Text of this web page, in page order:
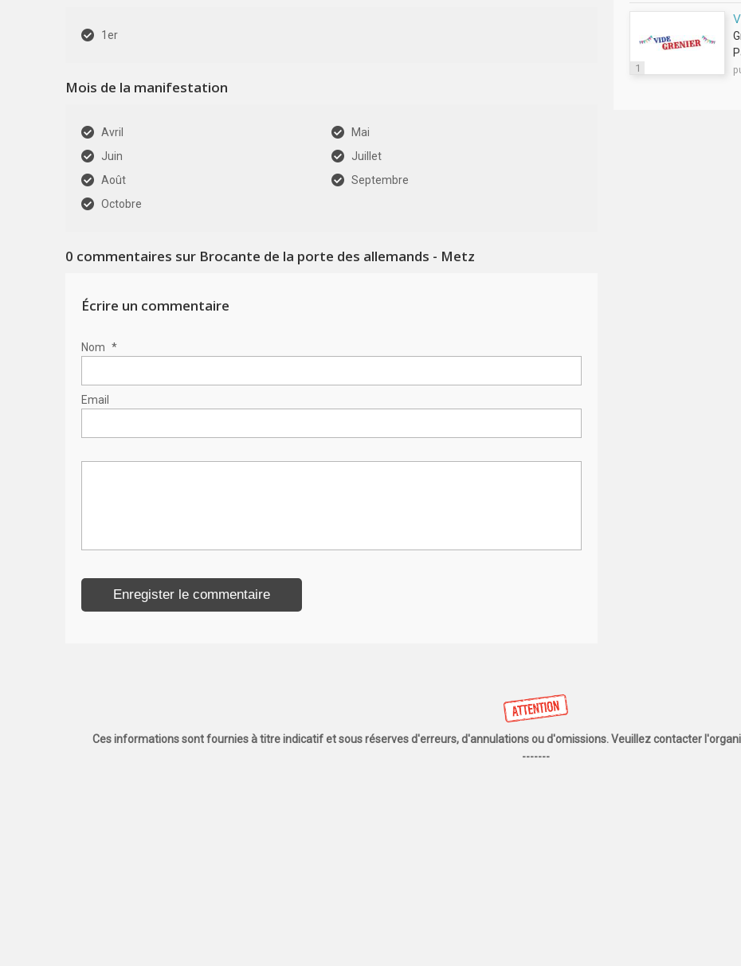
1er
Mois de la manifestation
Avril
Mai
Juin
Juillet
Août
Septembre
Octobre
0 commentaires sur Brocante de la porte des allemands - Metz
Écrire un commentaire
Nom *
Email
1
Ces informations sont fournies à titre indicatif et sous réserves d'erreurs, d'annulations ou d'omissions. Veuillez contacter
-------